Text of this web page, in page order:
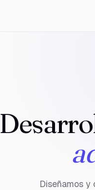
Diseñamos y